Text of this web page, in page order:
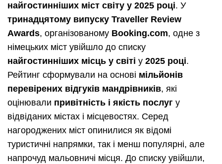
найгостинніших міст світу у 2025 році. У
тринадцятому випуску Traveller Review
Awards, організованому Booking.com, одне з
німецьких міст увійшло до списку
найгостинніших місць у світі у 2025 році.
Рейтинг сформували на основі мільйонів
перевірених відгуків мандрівників, які
оцінювали привітність і якість послуг у
відвіданих містах і місцевостях. Серед
нагороджених міст опинилися як відомі
туристичні напрямки, так і менш популярні, але
напрочуд мальовничі місця. До списку увійшли,